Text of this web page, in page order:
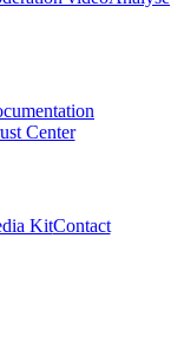
Center
KitContact